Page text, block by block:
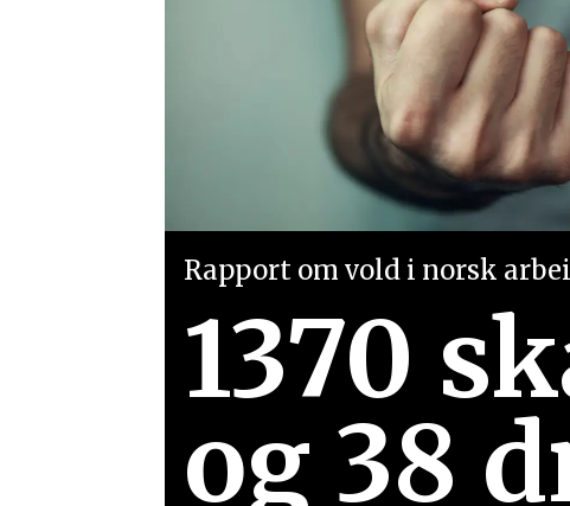
Rapport om vold i norsk
1370
og 38